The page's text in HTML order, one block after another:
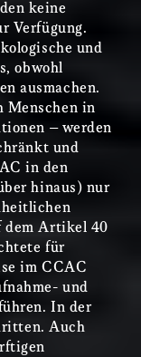
keine
Verfügung.
und
obwohl
ausmachen.
Menschen in
– werden
und
in den
hinaus) nur
dem Artikel 40
für
im CCAC
und
In der
Auch